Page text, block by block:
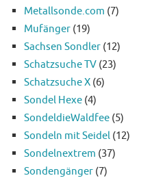
Metallsonde.com (7)
Mufänger (19)
Sachsen Sondler (12)
Schatzsuche TV (23)
Schatzsuche X (6)
Sondel Hexe (4)
SondeldieWaldfee (5)
Sondeln mit Seidel (12)
Sondelnextrem (37)
Sondengänger (7)